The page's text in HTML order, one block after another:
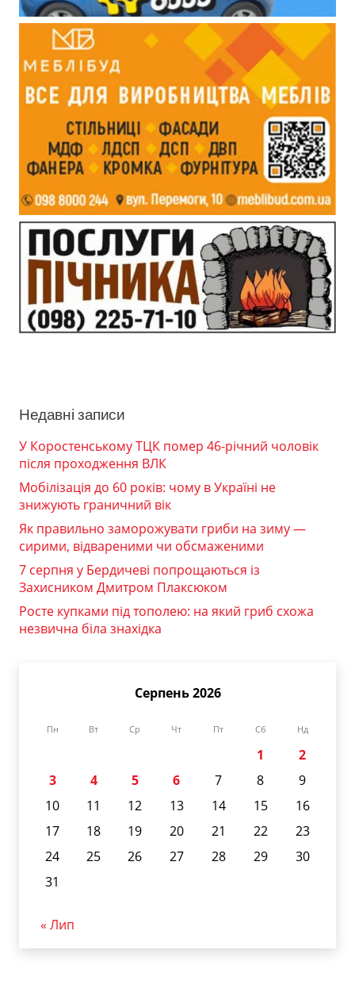
Недавні записи
У Коростенському ТЦК помер 46-річний чоловік
після проходження ВЛК
Мобілізація до 60 років: чому в Україні не
знижують граничний вік
Як правильно заморожувати гриби на зиму —
сирими, відвареними чи обсмаженими
7 серпня у Бердичеві попрощаються із
Захисником Дмитром Плаксюком
Росте купками під тополею: на який гриб схожа
незвична біла знахідка
Серпень 2026
Пн Вт Ср Чт Пт Сб Нд
1
2
3
4 5 6 7 8
9
10
11 12 13 14 15
16
17
18 19 20 21 22
23
24
25 26 27 28 29
30
31
« Лип